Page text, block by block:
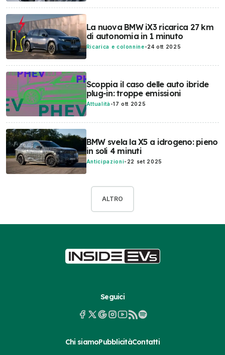
La nuova BMW iX3 ricarica 27 km
di autonomia in 1 minuto
Ricarica e colonnine-24 ott 2025
Scoppia il caso delle auto ibride
plug-in: troppe emissioni
Attualità -17 ott 2025
BMW svela la X5 a idrogeno: pieno
in soli 4 minuti
Anticipazioni- 22 set 2025
ALTRO
Seguici
Chi siamoPubblicitàContatti